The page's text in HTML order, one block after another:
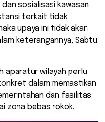
sosialisasi kawasan
terkait tidak
upaya ini tidak akan
keterangannya, Sabtu
aparatur wilayah perlu
dalam memastikan
dan fasilitas
zona bebas rokok.